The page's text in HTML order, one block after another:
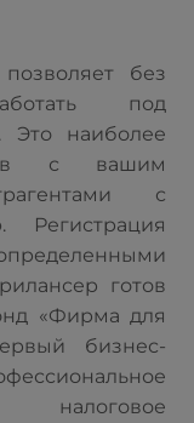
без
под
Это наиболее
с вашим
с
Регистрация
готов
«Фирма для
бизнес-